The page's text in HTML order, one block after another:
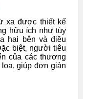
xa được thiết kế
hữu ích như tùy
hai bên và điều
biệt, người tiêu
của các thương
giúp đơn giản